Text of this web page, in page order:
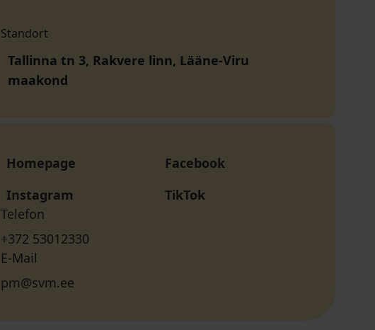
Standort
Tallinna tn 3, Rakvere linn, Lääne-Viru
maakond
Homepage
Facebook
Instagram
TikTok
Telefon
+372 53012330
E-Mail
pm@svm.ee